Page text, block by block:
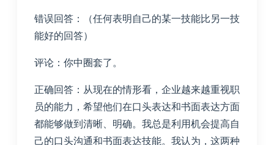
错误回答：（任何表明自己的某一技能比另一技
能好的回答）
评论：你中圈套了。
正确回答：从现在的情形看，企业越来越重视职
员的能力，希望他们在口头表达和书面表达方面
都能够做到清晰、明确。我总是利用机会提高自
己的口头沟通和书面表达技能。我认为，这两种